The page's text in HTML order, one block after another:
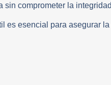
comprometer la
esencial para asegurar